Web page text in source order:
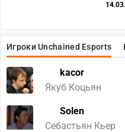
Игроки Unchained Esports
kacor
Якуб Коцьян
Solen
Себастьян Кьер